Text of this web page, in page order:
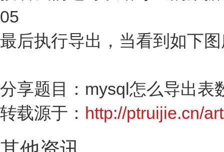
05
最后执行导出，当看到如下
分享题目：mysql怎么导出表
转载源于： http://ptruijie.cn/